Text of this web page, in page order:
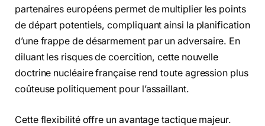
partenaires européens permet de multiplier les points
de départ potentiels, compliquant ainsi la planification
d’une frappe de désarmement par un adversaire. En
diluant les risques de coercition, cette nouvelle
doctrine nucléaire française rend toute agression plus
coûteuse politiquement pour l’assaillant.
Cette flexibilité offre un avantage tactique majeur.